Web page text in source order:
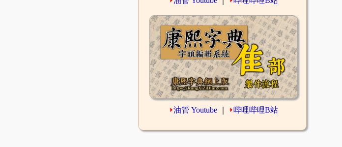
⏵油管 Youtube ⏵哔哩哔哩B站